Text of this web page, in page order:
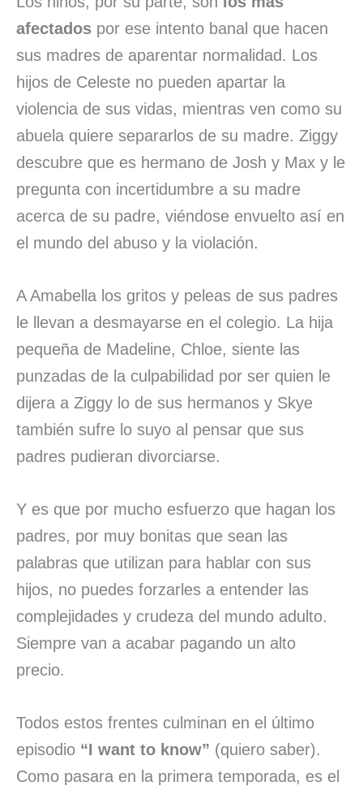
afectados por ese intento banal que hacen
sus madres de aparentar normalidad. Los
hijos de Celeste no pueden apartar la
violencia de sus vidas, mientras ven como su
abuela quiere separarlos de su madre. Ziggy
descubre que es hermano de Josh y Max y le
pregunta con incertidumbre a su madre
acerca de su padre, viéndose envuelto así en
el mundo del abuso y la violación.
A Amabella los gritos y peleas de sus padres
le llevan a desmayarse en el colegio. La hija
pequeña de Madeline, Chloe, siente las
punzadas de la culpabilidad por ser quien le
dijera a Ziggy lo de sus hermanos y Skye
también sufre lo suyo al pensar que sus
padres pudieran divorciarse.
Y es que por mucho esfuerzo que hagan los
padres, por muy bonitas que sean las
palabras que utilizan para hablar con sus
hijos, no puedes forzarles a entender las
complejidades y crudeza del mundo adulto.
Siempre van a acabar pagando un alto
precio.
Todos estos frentes culminan en el último
episodio “I want to know” (quiero saber).
Como pasara en la primera temporada, es el